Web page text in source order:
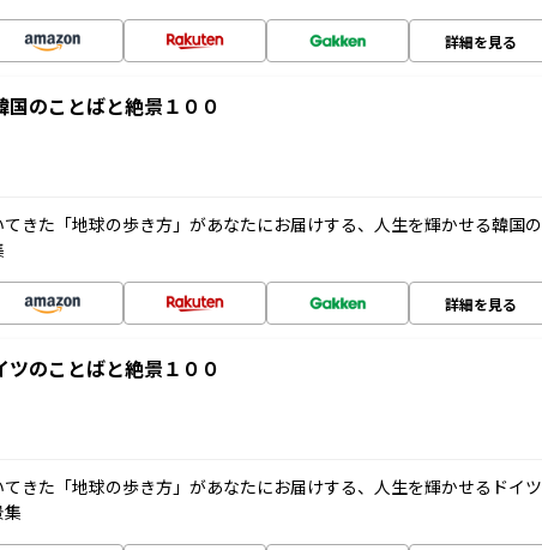
詳細を見る
のことばと絶景１００
きた「地球の歩き方」があなたにお届けする、人生を輝かせる韓国の
詳細を見る
のことばと絶景１００
きた「地球の歩き方」があなたにお届けする、人生を輝かせるドイツ